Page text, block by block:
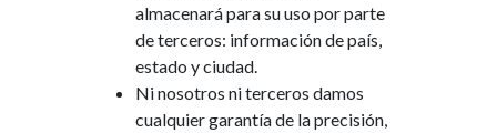
almacenaráparasuuso porparte
deterceros: informacióndepaís,
estado yciudad.
Ninosotros niterceros damos
cualquiergarantíade laprecisión,